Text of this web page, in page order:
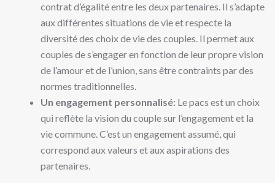
contrat d’égalité entre les deux partenaires. Il s’adapte
aux différentes situations de vie et respecte la
diversité des choix de vie des couples. Il permet aux
couples de s’engager en fonction de leur propre vision
de l’amour et de l’union, sans être contraints par des
normes traditionnelles.
Un engagement personnalisé: Le pacs est un choix
qui reflète la vision du couple sur l’engagement et la
vie commune. C’est un engagement assumé, qui
correspond aux valeurs et aux aspirations des
partenaires.